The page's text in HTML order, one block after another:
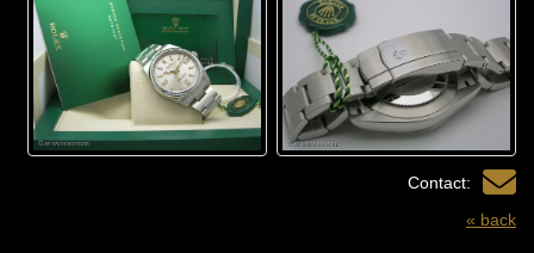
Contact:
« back